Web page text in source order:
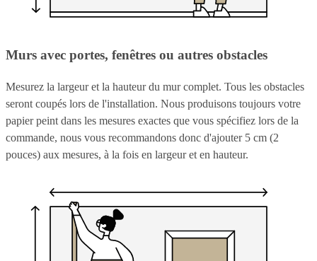
Murs avec portes, fenêtres ou autres obstacles
Mesurez la largeur et la hauteur du mur complet. Tous les obstacles
seront coupés lors de l'installation. Nous produisons toujours votre
papier peint dans les mesures exactes que vous spécifiez lors de la
commande, nous vous recommandons donc d'ajouter 5 cm (2
pouces) aux mesures, à la fois en largeur et en hauteur.